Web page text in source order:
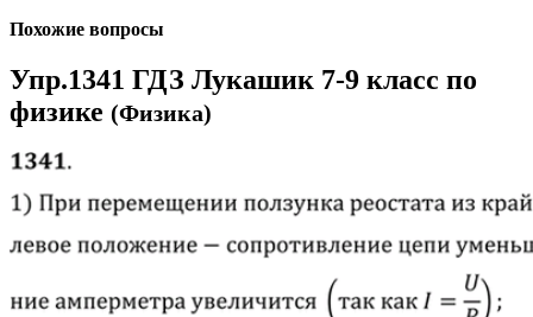
Похожие вопросы
Упр.1341 ГДЗ Лукашик 7-9 класс по
физике (Физика)